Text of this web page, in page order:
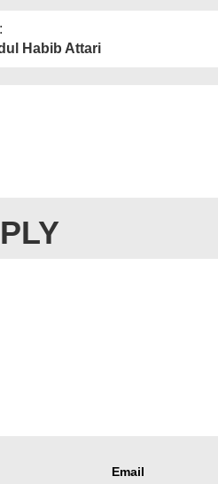
Habib Attari
Email